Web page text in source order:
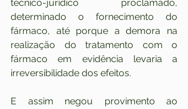
técnico-jurídico proclamado,
determinado o fornecimento do
fármaco, até porque a demora na
realização do tratamento com o
fármaco em evidência levaria a
irreversibilidade dos efeitos.
E assim negou provimento ao